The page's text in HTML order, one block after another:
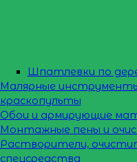
Шпатлевки по
Малярные
краскопульты
Обои и армирующие
Монтажные пены и
Растворители,
спецсредства